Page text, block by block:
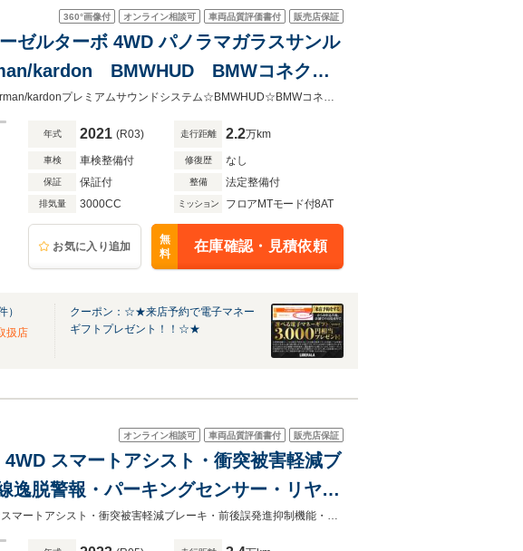
360°画像付 オンライン相談可 車両品質評価書付 販売店保証
ゼルターボ 4WD パノラマガラスサンル
kardon BMWHUD BMWコネクテ
パーキングアシストプラス ドライビン
☆パノラマガラスサンルーフ☆純正OP22インチAW☆harman/kardonプレミアムサウンドシステム☆BMWHUD☆BMWコネクテッドドライブプロフェッショナル☆パーキングアシストプ
年式 2021 (R03) 走行距離 2.2万km
車検 車検整備付 修復歴 なし
保証 保証付 整備 法定整備付
排気量 3000CC ミッション フロアMTモード付8AT
お気に入り追加
無
料
在庫確認・見積依頼
）
扱店
クーポン：☆★来店予約で電子マネー
ギフトプレゼント！！☆★
オンライン相談可 車両品質評価書付 販売店保証
スマートアシスト・衝突被害軽減ブ
逸脱警報・パーキングセンサー・リヤヒ
ストップ・キーレス・冬タイヤ社外12イ
登録時走行距離 33682km☆☆☆ 4 W D ☆☆☆☆スマートアシスト・衝突被害軽減ブレーキ・前後誤発進抑制機能・車線逸脱警報・パーキングセンサー☆純正ラジオ☆リヤヒーター☆横滑